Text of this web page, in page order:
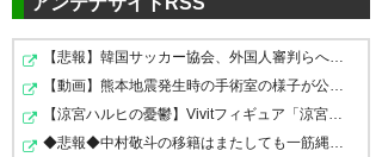
後ろの補強は完璧！
— Taku@Reysol
(reysol_kudo09)2019, 12月 27
レイソル鳥栖からとりすぎw三
丸選手ありがとうございました
ー！
もう三丸のマイノリティ聞くこ
とも 試合中に小野裕二から怒ら
【悲報】韓国サッカー協会、外国人審判らへ性的接待疑惑→…
【動画】熊本地震発生時の手術室の様子が公開される
【涼宮ハルヒの憂鬱】Vivitフィギュア「涼宮ハルヒ」プラ…
◆悲報◆中村敬斗の移籍はまたしても一筋縄ではいかず？ス…